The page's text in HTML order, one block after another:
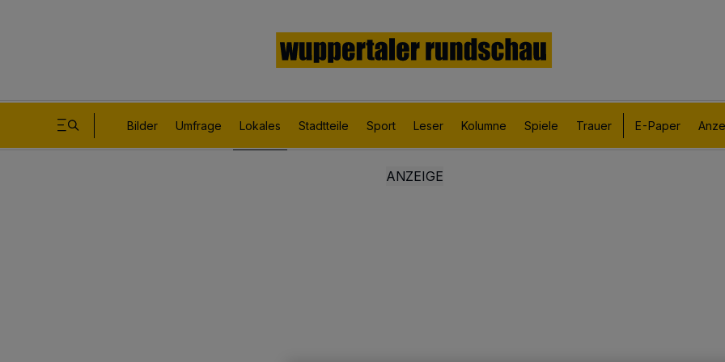
Bilder Umfrage Lokales Stadtteile Sport Leser Kolumne Spiele Trauer E-Paper